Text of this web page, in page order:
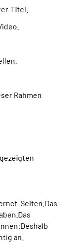
Titel.
Rahmen
Seiten.Das
an.